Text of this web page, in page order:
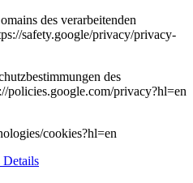
des verarbeitenden
safety.google/privacy/privacy-
des
policies.google.com/privacy?hl=en
cookies?hl=en
Details